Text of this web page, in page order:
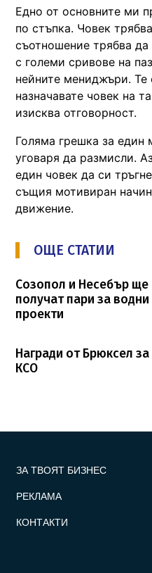
Едно от основните ми
по стъпка. Човек
съотношение трябва
с големи сривове на
нейните мениджъри. Те
назначавате човек на
изисква отговорност.
Голяма грешка за един
уговаря да размисли.
един човек да си
същия мотивиран
движение.
ОЩЕ СТАТИИ
Созопол и Несебър ще
получат пари за водни
проекти
Награди от Брюксел за
КСО
ЗА ТВОЯТ БИЗНЕС
РЕКЛАМА
КОНТАКТИ